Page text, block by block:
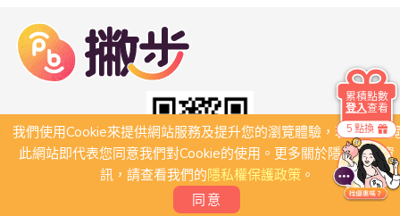
我們使用Cookie來提供網站服務及提升您的瀏覽體驗，若繼續瀏
此網站即代表您同意我們對Cookie的使用。更多關於隱私保護資
訊，請查看我們的隱私權保護政策。
同意
5 點換
累積點數
登入查看